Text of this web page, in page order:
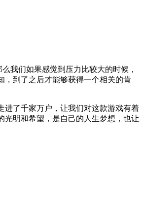
我们如果感觉到压力比较大的时候，
，到了之后才能够获得一个相关的肯
进了千家万户，让我们对这款游戏有着
光明和希望，是自己的人生梦想，也让